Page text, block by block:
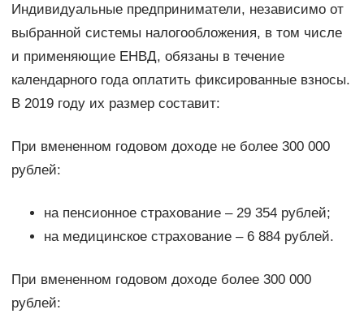
Индивидуальные предприниматели, независимо от
выбранной системы налогообложения, в том числе
и применяющие ЕНВД, обязаны в течение
календарного года оплатить фиксированные взносы.
В 2019 году их размер составит:
При вмененном годовом доходе не более 300 000
рублей:
на пенсионное страхование – 29 354 рублей;
на медицинское страхование – 6 884 рублей.
При вмененном годовом доходе более 300 000
рублей: